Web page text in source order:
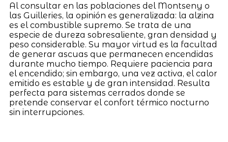
Al consultar en las poblaciones del Montseny o
las Guilleries, la opinión es generalizada: la alzina
es el combustible supremo. Se trata de una
especie de dureza sobresaliente, gran densidad y
peso considerable. Su mayor virtud es la facultad
de generar ascuas que permanecen encendidas
durante mucho tiempo. Requiere paciencia para
el encendido; sin embargo, una vez activa, el calor
emitido es estable y de gran intensidad. Resulta
perfecta para sistemas cerrados donde se
pretende conservar el confort térmico nocturno
sin interrupciones.